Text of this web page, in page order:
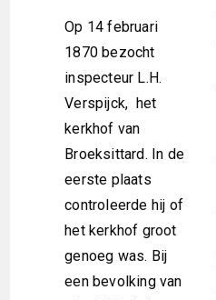
Op 14 februari
1870 bezocht
inspecteur L.H.
Verspijck, het
kerkhof van
Broeksittard. In de
eerste plaats
controleerde hij of
het kerkhof groot
genoeg was. Bij
een bevolking van